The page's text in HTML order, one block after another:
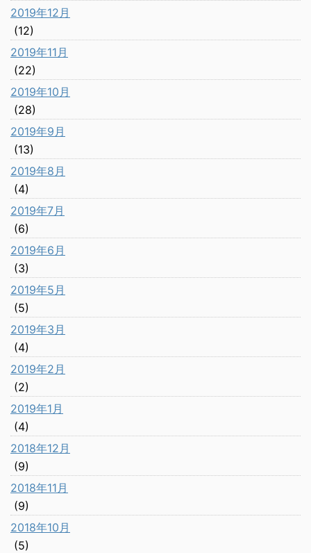
2019年12月
(12)
2019年11月
(22)
2019年10月
(28)
2019年9月
(13)
2019年8月
(4)
2019年7月
(6)
2019年6月
(3)
2019年5月
(5)
2019年3月
(4)
2019年2月
(2)
2019年1月
(4)
2018年12月
(9)
2018年11月
(9)
2018年10月
(5)